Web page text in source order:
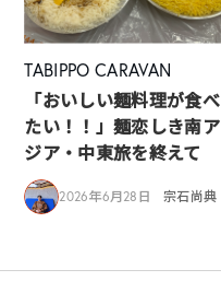
TABIPPO CARAVAN
「おいしい麺料理が食べ
たい！！」麺恋しき南ア
ジア・中東旅を終えて
2026年6月28日 宗石尚典